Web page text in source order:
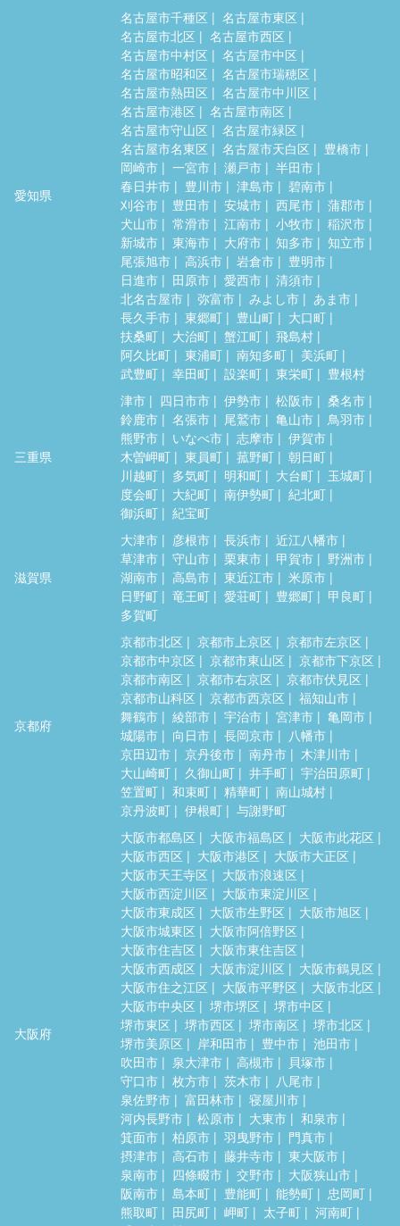
愛知県
名古屋市千種区
名古屋市東区
名古屋市北区
名古屋市西区
名古屋市中村区
名古屋市中区
名古屋市昭和区
名古屋市瑞穂区
名古屋市熱田区
名古屋市中川区
名古屋市港区
名古屋市南区
名古屋市守山区
名古屋市緑区
名古屋市名東区
名古屋市天白区
豊橋市
岡崎市
一宮市 瀬戸市
半田市
春日井市
豊川市 津島市
碧南市
刈谷市
豊田市 安城市 西尾市
蒲郡市
犬山市
常滑市 江南市 小牧市
稲沢市
新城市
東海市 大府市 知多市
知立市
尾張旭市
高浜市 岩倉市
豊明市
日進市
田原市 愛西市
清須市
北名古屋市
弥富市 みよし市
あま市
長久手市
東郷町 豊山町
大口町
扶桑町
大治町 蟹江町
飛島村
阿久比町
東浦町 南知多町
美浜町
武豊町
幸田町 設楽町 東栄町 豊根村
三重県
津市 四日市市 伊勢市 松阪市
桑名市
鈴鹿市
名張市 尾鷲市 亀山市
鳥羽市
熊野市
いなべ市 志摩市
伊賀市
木曽岬町
東員町 菰野町
朝日町
川越町
多気町 明和町 大台町
玉城町
度会町
大紀町 南伊勢町
紀北町
御浜町
紀宝町
滋賀県
大津市 彦根市 長浜市
近江八幡市
草津市
守山市 栗東市 甲賀市
野洲市
湖南市
高島市 東近江市
米原市
日野町
竜王町 愛荘町 豊郷町
甲良町
多賀町
京都府
京都市北区 京都市上京区
京都市左京区
京都市中京区
京都市東山区
京都市下京区
京都市南区
京都市右京区
京都市伏見区
京都市山科区
京都市西京区
福知山市
舞鶴市
綾部市 宇治市 宮津市
亀岡市
城陽市
向日市 長岡京市
八幡市
京田辺市
京丹後市 南丹市
木津川市
大山崎町
久御山町 井手町
宇治田原町
笠置町
和束町 精華町
南山城村
京丹波町
伊根町 与謝野町
大阪府
大阪市都島区 大阪市福島区
大阪市此花区
大阪市西区
大阪市港区
大阪市大正区
大阪市天王寺区
大阪市浪速区
大阪市西淀川区
大阪市東淀川区
大阪市東成区
大阪市生野区
大阪市旭区
大阪市城東区
大阪市阿倍野区
大阪市住吉区
大阪市東住吉区
大阪市西成区
大阪市淀川区
大阪市鶴見区
大阪市住之江区
大阪市平野区
大阪市北区
大阪市中央区
堺市堺区
堺市中区
堺市東区
堺市西区 堺市南区
堺市北区
堺市美原区
岸和田市 豊中市
池田市
吹田市
泉大津市 高槻市
貝塚市
守口市
枚方市 茨木市
八尾市
泉佐野市
富田林市
寝屋川市
河内長野市
松原市 大東市
和泉市
箕面市
柏原市 羽曳野市
門真市
摂津市
高石市 藤井寺市
東大阪市
泉南市
四條畷市 交野市
大阪狭山市
阪南市
島本町 豊能町 能勢町
忠岡町
熊取町
田尻町 岬町 太子町
河南町